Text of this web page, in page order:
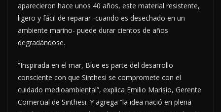
aparecieron hace unos 40 años, este material resistente,
ligero y fácil de reparar -cuando es desechado en un
ambiente marino- puede durar cientos de años
degradándose.
“Inspirada en el mar, Blue es parte del desarrollo
consciente con que Sinthesi se compromete con el
cuidado medioambiental”, explica Emilio Marisio, Gerente
Comercial de Sinthesi. Y agrega “la idea nació en plena